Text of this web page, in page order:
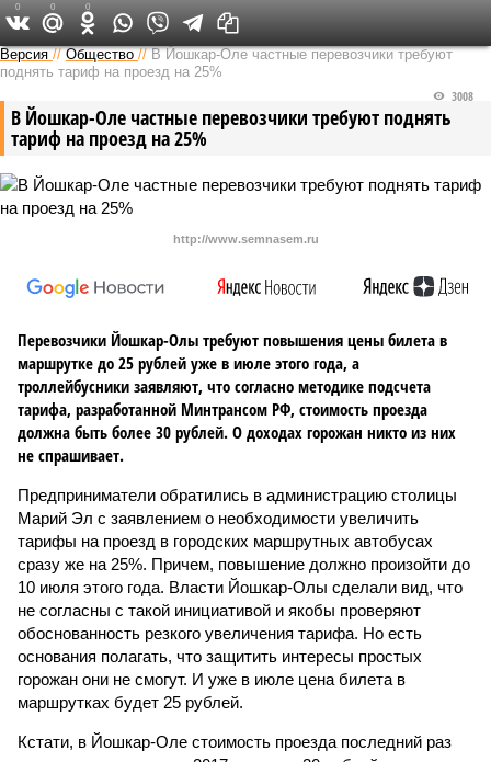
Версия в Чувашии
Версия //Общество //В Йошкар-Оле частные перевозчики требуют
поднять тариф на проезд на 25%
В Йошкар-Оле частные перевозчики требуют поднять
тариф на проезд на 25%
3008
http://www.semnasem.ru
Перевозчики Йошкар-Олы требуют повышения цены билета в
маршрутке до 25 рублей уже в июле этого года, а
троллейбусники заявляют, что согласно методике подсчета
тарифа, разработанной Минтрансом РФ, стоимость проезда
должна быть более 30 рублей. О доходах горожан никто из них
не спрашивает.
Предприниматели обратились в администрацию столицы
Марий Эл с заявлением о необходимости увеличить
тарифы на проезд в городских маршрутных автобусах
сразу же на 25%. Причем, повышение должно произойти до
10 июля этого года. Власти Йошкар-Олы сделали вид, что
не согласны с такой инициативой и якобы проверяют
обоснованность резкого увеличения тарифа. Но есть
основания полагать, что защитить интересы простых
горожан они не смогут. И уже в июле цена билета в
маршрутках будет 25 рублей.
Кстати, в Йошкар-Оле стоимость проезда последний раз
0 0 0